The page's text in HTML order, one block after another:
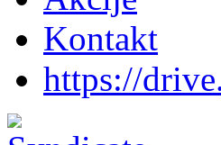
Kontakt
https://